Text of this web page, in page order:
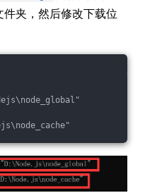
件夹，然后修改下载位